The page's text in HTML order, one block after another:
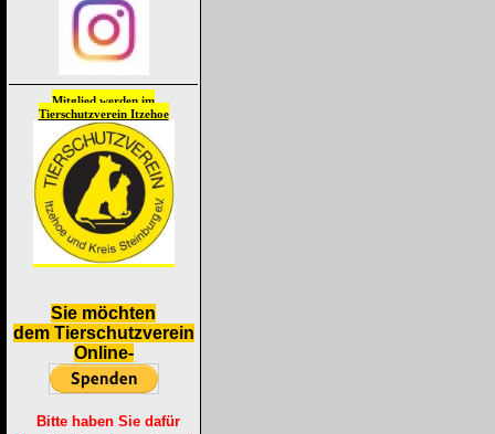
Mitglied werden im
Tierschutzverein Itzehoe
Sie möchten
dem Tierschutzverein
Online-
Bitte haben Sie dafür